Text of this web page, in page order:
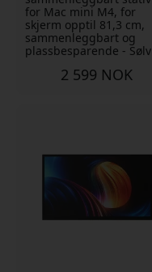
for Mac mini M4, for
skjerm opptil 81,3 cm,
sammenleggbart og
plassbesparende - Sølv
2 599 NOK